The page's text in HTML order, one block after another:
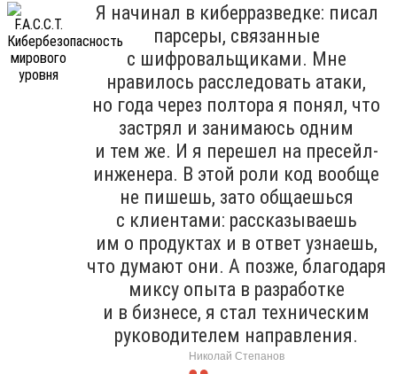
Я начинал в киберразведке: писал
парсеры, связанные
с шифровальщиками. Мне
нравилось расследовать атаки,
но года через полтора я понял, что
застрял и занимаюсь одним
и тем же. И я перешел на пресейл-
инженера. В этой роли код вообще
не пишешь, зато общаешься
с клиентами: рассказываешь
им о продуктах и в ответ узнаешь,
что думают они. А позже, благодаря
миксу опыта в разработке
и в бизнесе, я стал техническим
руководителем направления.
Николай Степанов